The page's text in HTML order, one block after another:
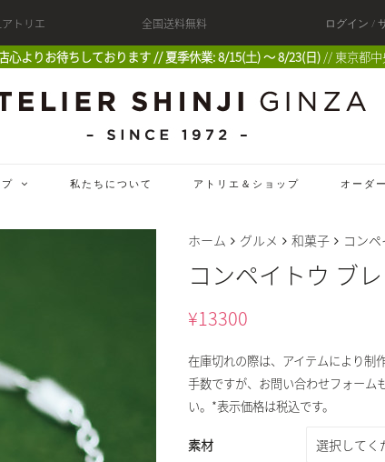
トリエ 全国送料無料 ログイン /
心よりお待ちしております // 夏季休業: 8/15(土) 〜 8/23(日) // 東京都中
私たちについて アトリエ＆ショップ オーダ
ホーム グルメ 和菓子 コン
コンペイトウ ブ
¥13300
在庫切れの際は、アイテムにより制
手数ですが、お問い合わせフォーム
い。*表示価格は税込です。
素材